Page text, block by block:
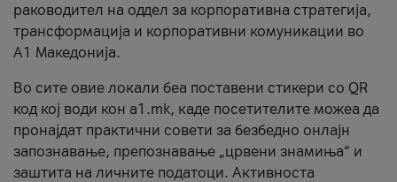
раководител на оддел за корпоративна стратегија,
трансформација и корпоративни комуникации во
А1 Македонија.
Во сите овие локали беа поставени стикери со QR
код кој води кон a1.mk, каде посетителите можеа да
пронајдат практични совети за безбедно онлајн
запознавање, препознавање „црвени знамиња“ и
заштита на личните податоци. Активноста